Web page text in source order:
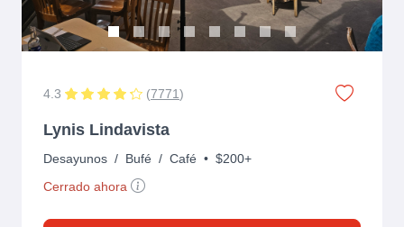
4.3 (7771)
Lynis Lindavista
Desayunos / Bufé / Café • $200+
Cerrado ahora